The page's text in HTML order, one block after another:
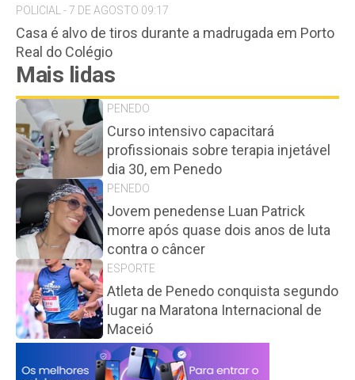
POLICIAL - 7 DE AGOSTO 09:17
Casa é alvo de tiros durante a madrugada em Porto
Real do Colégio
Mais lidas
PENEDO
Curso intensivo capacitará
profissionais sobre terapia injetável
dia 30, em Penedo
PENEDO
Jovem penedense Luan Patrick
morre após quase dois anos de luta
contra o câncer
ESPORTE
Atleta de Penedo conquista segundo
lugar na Maratona Internacional de
Maceió